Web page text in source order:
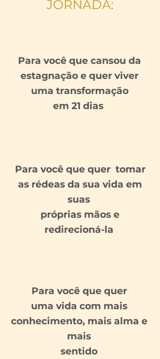
JORNADA:
Para você que cansou da
estagnação e quer viver
uma transformação
em 21 dias
Para você que quer tomar
as rédeas da sua vida em
suas
próprias mãos e
redirecioná-la
Para você que quer
uma vida com mais
conhecimento, mais alma e
mais
sentido